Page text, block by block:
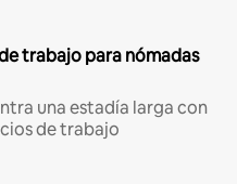
trabajo para nómadas
una estadía larga con
de trabajo